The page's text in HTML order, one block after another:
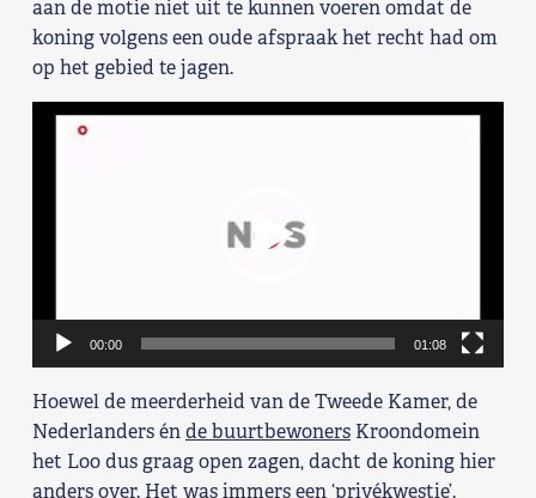
aan de motie niet uit te kunnen voeren omdat de
koning volgens een oude afspraak het recht had om
op het gebied te jagen.
Videospeler
00:00 01:08
Hoewel de meerderheid van de Tweede Kamer, de
Nederlanders énde buurtbewoners Kroondomein
het Loo dus graag open zagen, dacht de koning hier
anders over. Het was immers een ‘privékwestie’.